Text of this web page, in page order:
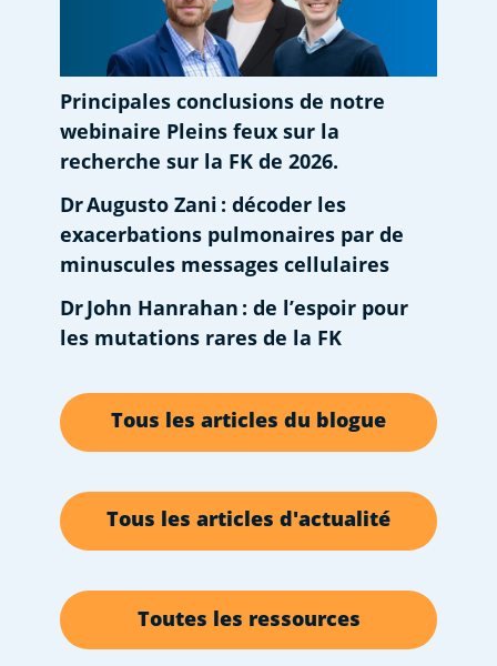
Principales conclusions de notre
webinaire Pleins feux sur la
recherche sur la FK de 2026.
Dr Augusto Zani : décoder les
exacerbations pulmonaires par de
minuscules messages cellulaires
Dr John Hanrahan : de l’espoir pour
les mutations rares de la FK
Tous les articles du blogue
Tous les articles d'actualité
Toutes les ressources